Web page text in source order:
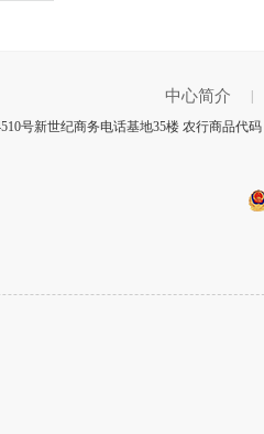
中心简介
号新世纪商务电话基地35楼 农行商品代